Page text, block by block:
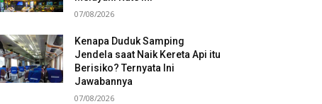
07/08/2026
Kenapa Duduk Samping
Jendela saat Naik Kereta Api itu
Berisiko? Ternyata Ini
Jawabannya
07/08/2026